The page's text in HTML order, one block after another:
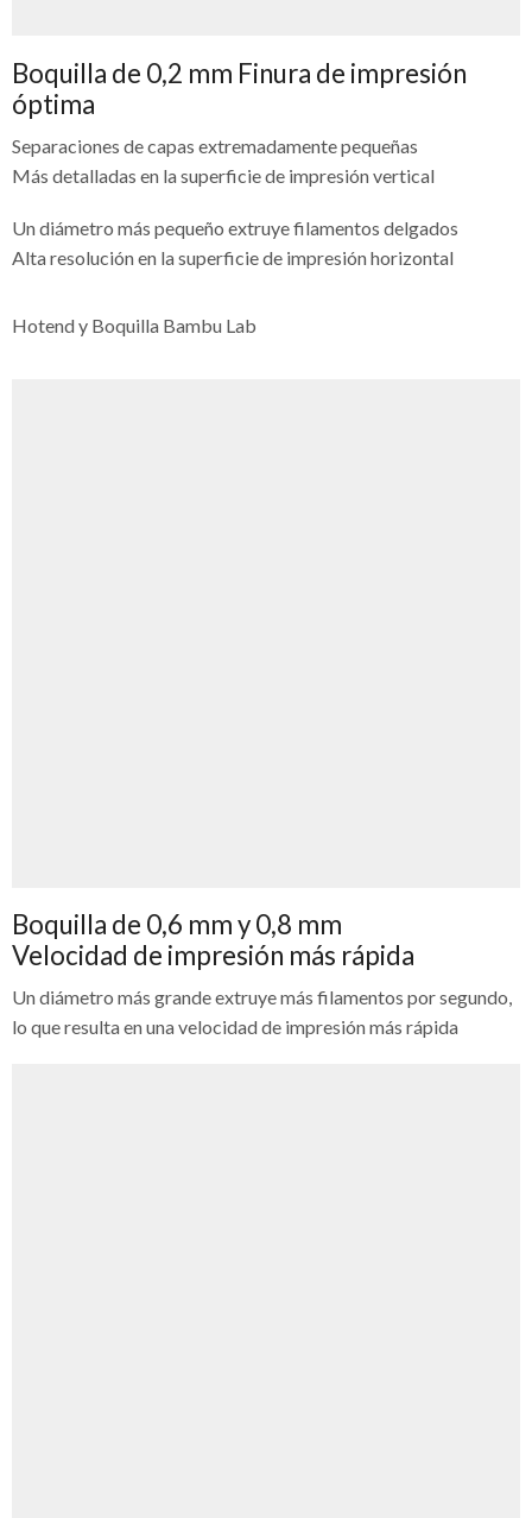
Boquilla de 0,2 mm Finura de impresión
óptima
Separaciones de capas extremadamente pequeñas
Más detalladas en la superficie de impresión vertical
Un diámetro más pequeño extruye filamentos delgados
Alta resolución en la superficie de impresión horizontal
Hotend y Boquilla Bambu Lab
Boquilla de 0,6 mm y 0,8 mm
Velocidad de impresión más rápida
Un diámetro más grande extruye más filamentos por segundo,
lo que resulta en una velocidad de impresión más rápida